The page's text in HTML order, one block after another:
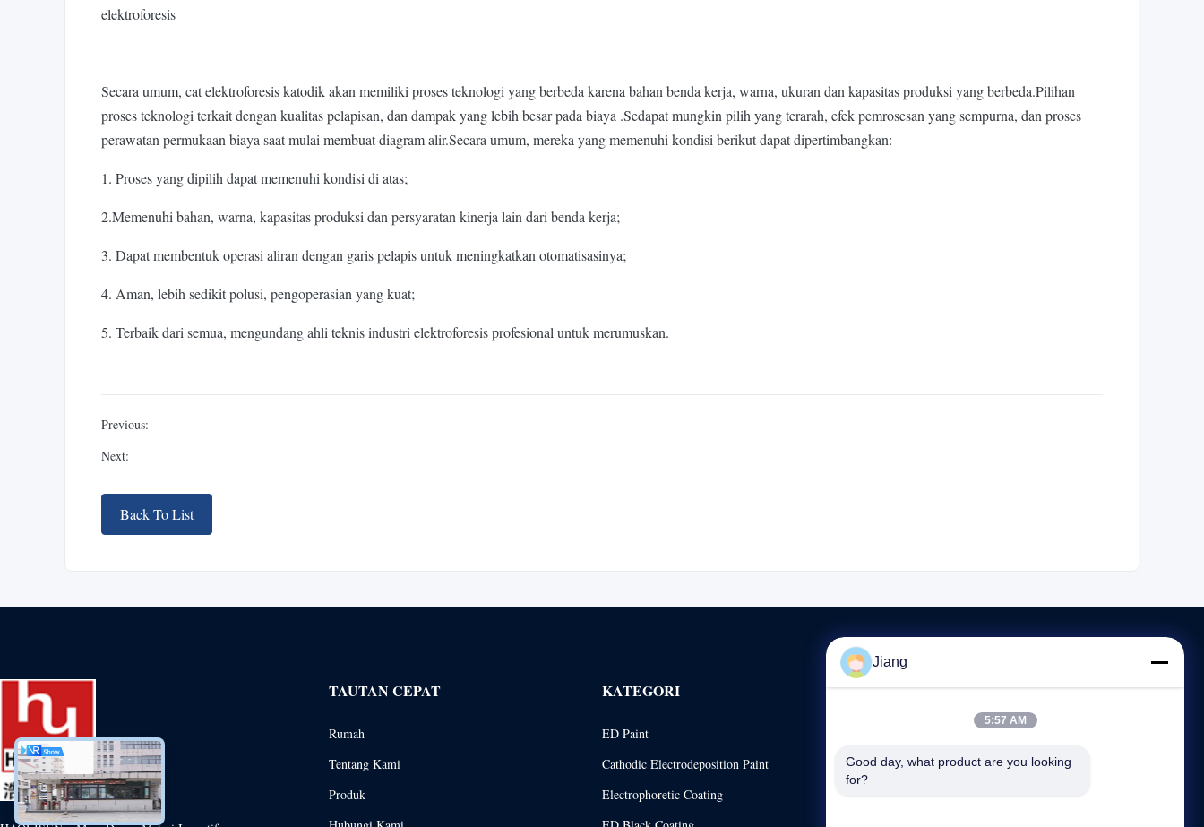
elektroforesis
Secara umum, cat elektroforesis katodik akan memiliki proses teknologi yang berbeda karena bahan benda kerja, warna, ukuran dan kapasitas produksi yang berbeda.Pilihan
proses teknologi terkait dengan kualitas pelapisan, dan dampak yang lebih besar pada biaya .Sedapat mungkin pilih yang terarah, efek pemrosesan yang sempurna, dan proses
perawatan permukaan biaya saat mulai membuat diagram alir.Secara umum, mereka yang memenuhi kondisi berikut dapat dipertimbangkan:
1. Proses yang dipilih dapat memenuhi kondisi di atas;
2.Memenuhi bahan, warna, kapasitas produksi dan persyaratan kinerja lain dari benda kerja;
3. Dapat membentuk operasi aliran dengan garis pelapis untuk meningkatkan otomatisasinya;
4. Aman, lebih sedikit polusi, pengoperasian yang kuat;
5. Terbaik dari semua, mengundang ahli teknis industri elektroforesis profesional untuk merumuskan.
Previous:
Next:
Back To List
TAUTAN CEPAT
Rumah
Tentang Kami
Produk
KATEGORI
ED Paint
Cathodic Electrodeposition Paint
Electrophoretic Coating
HUBUNGI KAMI
86--13564930110
8:30-17:30
Jiang
5:57 AM
Good day, what product are you looking
for?